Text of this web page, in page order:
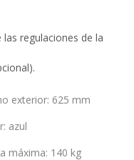
regulaciones de la
exterior: 625 mm
: azul
máxima: 140 kg